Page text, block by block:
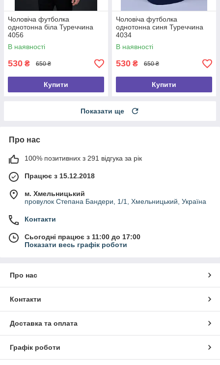
Чоловіча футболка
однотонна біла Туреччина
4056
В наявності
530 ₴ 650 ₴
Купити
Чоловіча футболка
однотонна синя Туреччина
4034
В наявності
530 ₴ 650 ₴
Купити
Показати ще
Про нас
100% позитивних з 291 відгука за рік
Працює з 15.12.2018
м. Хмельницький
провулок Степана Бандери, 1/1, Хмельницький, Україна
Контакти
Сьогодні працює з 11:00 до 17:00
Показати весь графік роботи
Про нас
Контакти
Доставка та оплата
Графік роботи